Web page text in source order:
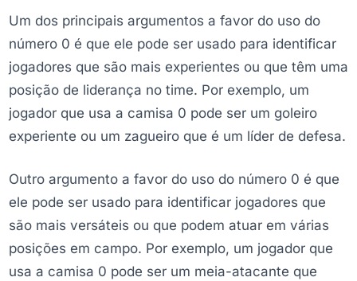
Um dos principais argumentos a favor do uso do
número 0 é que ele pode ser usado para identificar
jogadores que são mais experientes ou que têm uma
posição de liderança no time. Por exemplo, um
jogador que usa a camisa 0 pode ser um goleiro
experiente ou um zagueiro que é um líder de defesa.
Outro argumento a favor do uso do número 0 é que
ele pode ser usado para identificar jogadores que
são mais versáteis ou que podem atuar em várias
posições em campo. Por exemplo, um jogador que
usa a camisa 0 pode ser um meia-atacante que